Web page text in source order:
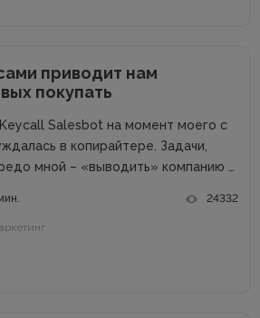
приводит нам
покупать
Salesbot на момент моего с
в копирайтере. Задачи,
мной – «выводить» компанию в
но все же ясная – мне
24332